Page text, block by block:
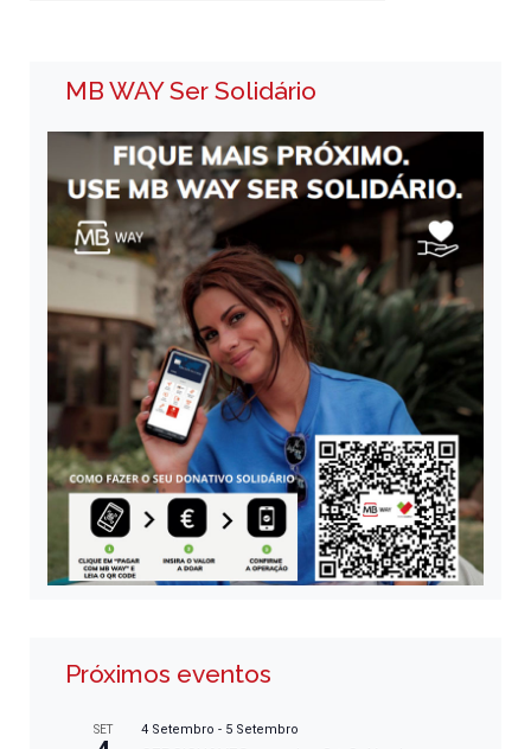
MB WAY Ser Solidário
Próximos eventos
SET 4 Setembro - 5 Setembro